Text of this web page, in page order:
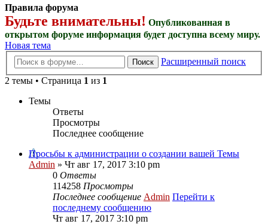
Правила форума
Будьте внимательны! Опубликованная в
открытом форуме информация будет доступна всему миру.
Новая тема
Поиск
Расширенный поиск
2 темы • Страница 1 из 1
Темы
Ответы
Просмотры
Последнее сообщение
Просьбы к администрации о создании вашей Темы
Admin » Чт авг 17, 2017 3:10 pm
0 Ответы
114258 Просмотры
Последнее сообщение Admin Перейти к
последнему сообщению
Чт авг 17, 2017 3:10 pm